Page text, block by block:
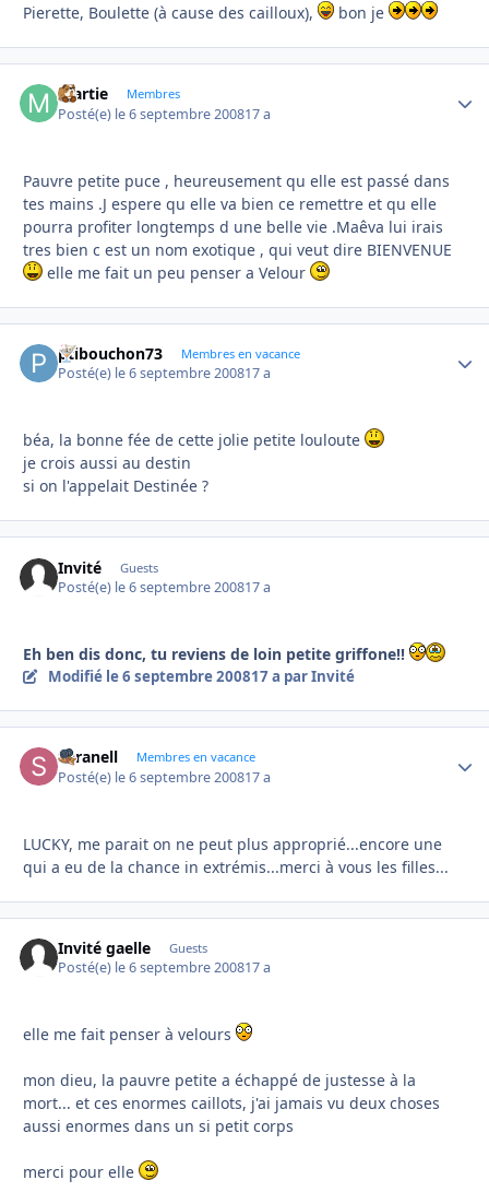
Pierette, Boulette (à cause des cailloux), bon je
martie Membres
Posté(e) le 6 septembre 200817 a
Pauvre petite puce , heureusement qu elle est passé dans
tes mains .J espere qu elle va bien ce remettre et qu elle
pourra profiter longtemps d une belle vie .Maêva lui irais
tres bien c est un nom exotique , qui veut dire BIENVENUE
elle me fait un peu penser a Velour
ptibouchon73 Membres en vacance
Posté(e) le 6 septembre 200817 a
béa, la bonne fée de cette jolie petite louloute
je crois aussi au destin
si on l'appelait Destinée ?
Invité Guests
Posté(e) le 6 septembre 200817 a
Eh ben dis donc, tu reviens de loin petite griffone!!
Modifié le 6 septembre 200817 a par Invité
Saranell Membres en vacance
Posté(e) le 6 septembre 200817 a
LUCKY, me parait on ne peut plus approprié...encore une
qui a eu de la chance in extrémis...merci à vous les filles...
Invité gaelle Guests
Posté(e) le 6 septembre 200817 a
elle me fait penser à velours
mon dieu, la pauvre petite a échappé de justesse à la
mort... et ces enormes caillots, j'ai jamais vu deux choses
aussi enormes dans un si petit corps
merci pour elle